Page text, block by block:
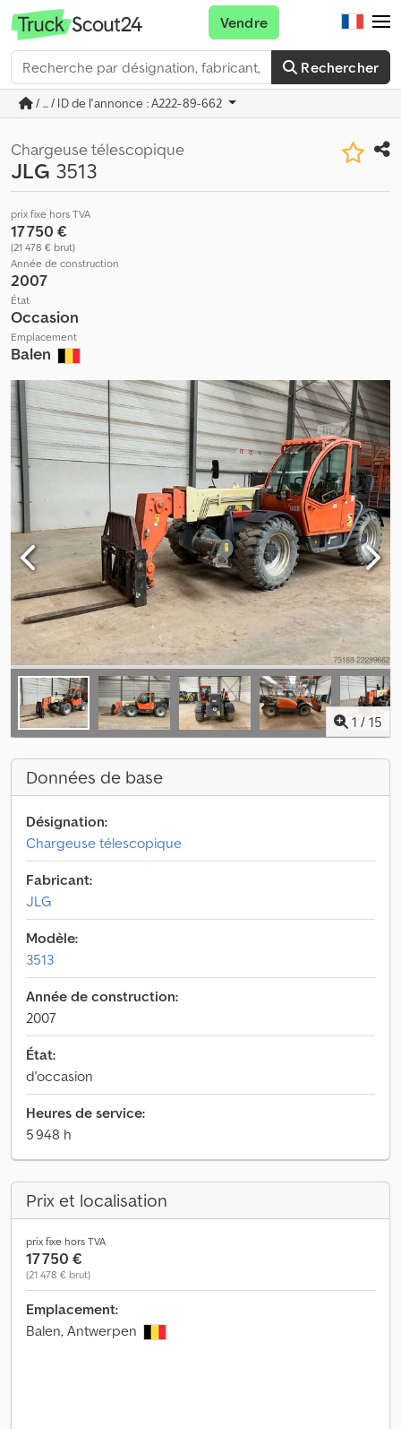
Rechercher
Vendre
/ ... / ID de l'annonce : A222-89-662
Chargeuse télescopique
JLG 3513
prix fixe hors TVA
17 750 €
(21 478 € brut)
Année de construction
2007
État
Occasion
Emplacement
Balen
1 / 15
Données de base
Désignation:
Chargeuse télescopique
Fabricant:
JLG
Modèle:
3513
Année de construction:
2007
État:
d'occasion
Heures de service:
5 948 h
Prix et localisation
prix fixe hors TVA
17 750 €
(21 478 € brut)
Emplacement:
Balen, Antwerpen